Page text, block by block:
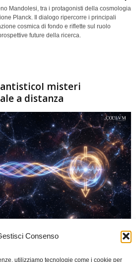
Consenso
utilizziamo tecnologie come i cookie per
Mandolesi, tra i protagonisti della cosmologia
Planck. Il dialogo ripercorre i principali
cosmica di fondo e riflette sul ruolo
future della ricerca.
misteri
a distanza
0
mostrare correlazioni che sembrano ignorare